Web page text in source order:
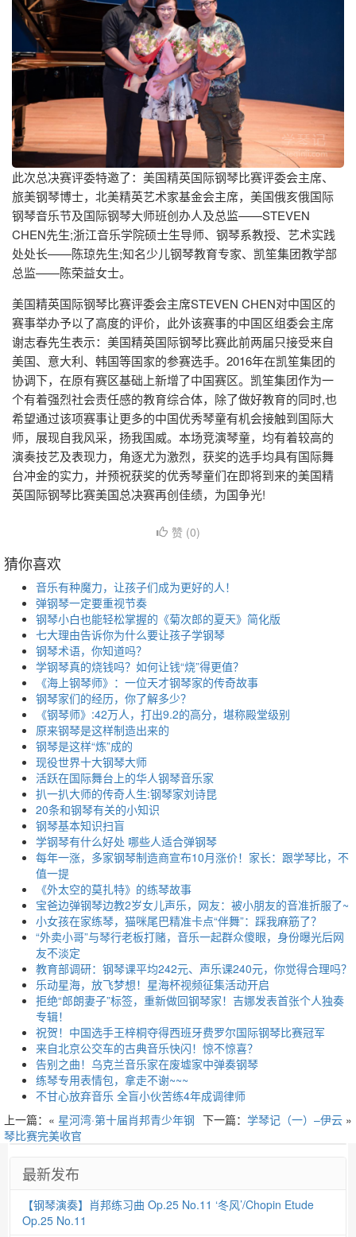
此次总决赛评委特邀了：美国精英国际钢琴比赛评委会主席、
旅美钢琴博士，北美精英艺术家基金会主席，美国俄亥俄国际
钢琴音乐节及国际钢琴大师班创办人及总监——STEVEN
CHEN先生;浙江音乐学院硕士生导师、钢琴系教授、艺术实践
处处长——陈琼先生;知名少儿钢琴教育专家、凯笙集团教学部
总监——陈荣益女士。
美国精英国际钢琴比赛评委会主席STEVEN CHEN对中国区的
赛事举办予以了高度的评价，此外该赛事的中国区组委会主席
谢志春先生表示：美国精英国际钢琴比赛此前两届只接受来自
美国、意大利、韩国等国家的参赛选手。2016年在凯笙集团的
协调下，在原有赛区基础上新增了中国赛区。凯笙集团作为一
个有着强烈社会责任感的教育综合体，除了做好教育的同时,也
希望通过该项赛事让更多的中国优秀琴童有机会接触到国际大
师，展现自我风采，扬我国威。本场竞演琴童，均有着较高的
演奏技艺及表现力，角逐尤为激烈，获奖的选手均具有国际舞
台冲金的实力，并预祝获奖的优秀琴童们在即将到来的美国精
英国际钢琴比赛美国总决赛再创佳绩，为国争光!
赞 (0)
猜你喜欢
音乐有种魔力，让孩子们成为更好的人！
弹钢琴一定要重视节奏
钢琴小白也能轻松掌握的《菊次郎的夏天》简化版
七大理由告诉你为什么要让孩子学钢琴
钢琴术语，你知道吗？
学钢琴真的烧钱吗？如何让钱“烧”得更值？
《海上钢琴师》：一位天才钢琴家的传奇故事
钢琴家们的经历，你了解多少？
《钢琴师》:42万人，打出9.2的高分，堪称殿堂级别
原来钢琴是这样制造出来的
钢琴是这样“炼”成的
现役世界十大钢琴大师
活跃在国际舞台上的华人钢琴音乐家
扒一扒大师的传奇人生:钢琴家刘诗昆
20条和钢琴有关的小知识
钢琴基本知识扫盲
学钢琴有什么好处 哪些人适合弹钢琴
每年一涨，多家钢琴制造商宣布10月涨价！家长：跟学琴比，不
值一提
《外太空的莫扎特》的练琴故事
宝爸边弹钢琴边教2岁女儿声乐，网友：被小朋友的音准折服了~
小女孩在家练琴，猫咪尾巴精准卡点“伴舞”：踩我麻筋了？
“外卖小哥”与琴行老板打赌，音乐一起群众傻眼，身份曝光后网
友不淡定
教育部调研：钢琴课平均242元、声乐课240元，你觉得合理吗？
乐动星海，放飞梦想！星海杯视频征集活动开启
拒绝“郎朗妻子”标签，重新做回钢琴家！吉娜发表首张个人独奏
专辑！
祝贺！中国选手王梓桐夺得西班牙费罗尔国际钢琴比赛冠军
来自北京公交车的古典音乐快闪！惊不惊喜？
告别之曲！乌克兰音乐家在废墟家中弹奏钢琴
练琴专用表情包，拿走不谢~~~
不甘心放弃音乐 全盲小伙苦练4年成调律师
下一篇： 学琴记（一）–伊云 »
上一篇：« 星河湾·第十届肖邦青少年钢
琴比赛完美收官
最新发布
【钢琴演奏】肖邦练习曲 Op.25 No.11 ‘冬风’/Chopin Etude
Op.25 No.11